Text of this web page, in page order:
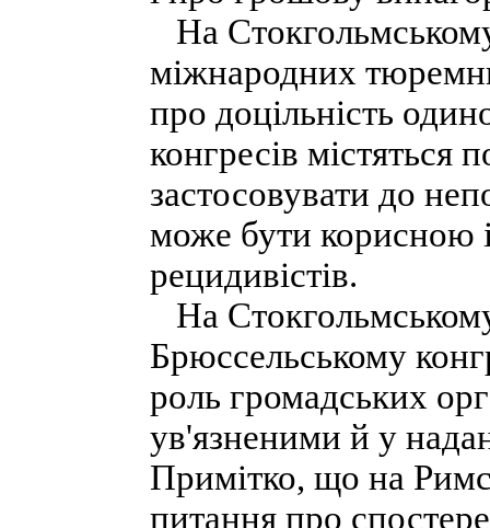
На
міжнародних
про доцільність
конгресів містяться
застосовувати до
може бути корисною
рецидивістів.
На
Брюссельському
роль громадських
ув'язненими й у
Примітко, що на
питання про